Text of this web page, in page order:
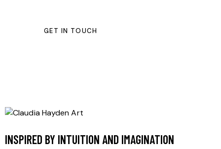
INSPIRED BY INTUITION AND IMAGINATION